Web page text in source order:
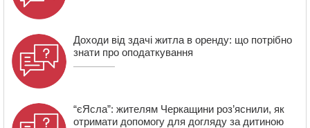
Доходи від здачі житла в оренду: що потрібно
знати про оподаткування
“єЯсла”: жителям Черкащини роз’яснили, як
отримати допомогу для догляду за дитиною